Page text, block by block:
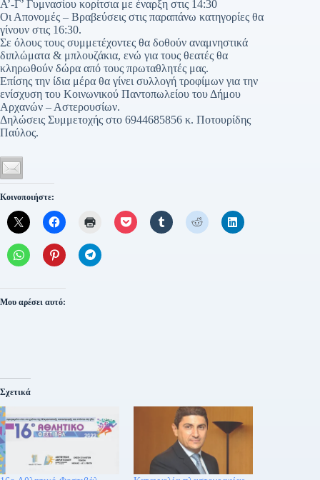
Α’-Γ’ Γυμνασίου κορίτσια με έναρξη στις 14:30
Οι Απονομές – Βραβεύσεις στις παραπάνω κατηγορίες θα
γίνουν στις 16:30.
Σε όλους τους συμμετέχοντες θα δοθούν αναμνηστικά
διπλώματα & μπλουζάκια, ενώ για τους θεατές θα
κληρωθούν δώρα από τους πρωταθλητές μας.
Επίσης την ίδια μέρα θα γίνει συλλογή τροφίμων για την
ενίσχυση του Κοινωνικού Παντοπωλείου του Δήμου
Αρχανών – Αστερουσίων.
Δηλώσεις Συμμετοχής στο 6944685856 κ. Ποτουρίδης
Παύλος.
Κοινοποιήστε:
Μου αρέσει αυτό:
Σχετικά